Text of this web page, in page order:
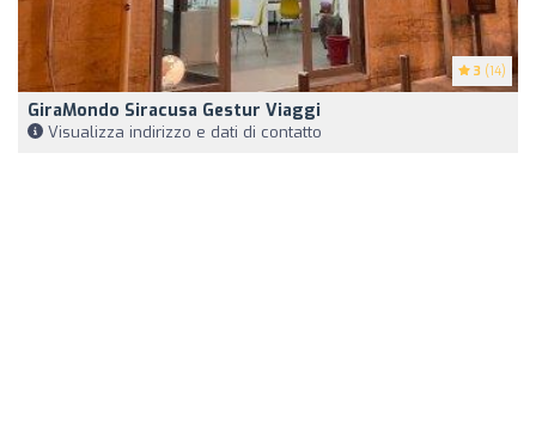
3 (14)
GiraMondo Siracusa Gestur Viaggi
Visualizza indirizzo e dati di contatto